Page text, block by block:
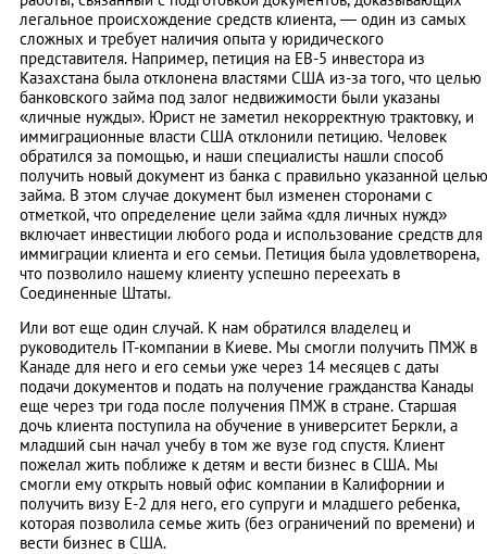
легальное происхождение средств клиента, — один из самых
сложных и требует наличия опыта у юридического
представителя. Например, петиция на EB-5 инвестора из
Казахстана была отклонена властями США из-за того, что целью
банковского займа под залог недвижимости были указаны
«личные нужды». Юрист не заметил некорректную трактовку, и
иммиграционные власти США отклонили петицию. Человек
обратился за помощью, и наши специалисты нашли способ
получить новый документ из банка с правильно указанной целью
займа. В этом случае документ был изменен сторонами с
отметкой, что определение цели займа «для личных нужд»
включает инвестиции любого рода и использование средств для
иммиграции клиента и его семьи. Петиция была удовлетворена,
что позволило нашему клиенту успешно переехать в
Соединенные Штаты.
Или вот еще один случай. К нам обратился владелец и
руководитель IT-компании в Киеве. Мы смогли получить ПМЖ в
Канаде для него и его семьи уже через 14 месяцев с даты
подачи документов и подать на получение гражданства Канады
еще через три года после получения ПМЖ в стране. Старшая
дочь клиента поступила на обучение в университет Беркли, а
младший сын начал учебу в том же вузе год спустя. Клиент
пожелал жить поближе к детям и вести бизнес в США. Мы
смогли ему открыть новый офис компании в Калифорнии и
получить визу Е-2 для него, его супруги и младшего ребенка,
которая позволила семье жить (без ограничений по времени) и
вести бизнес в США.